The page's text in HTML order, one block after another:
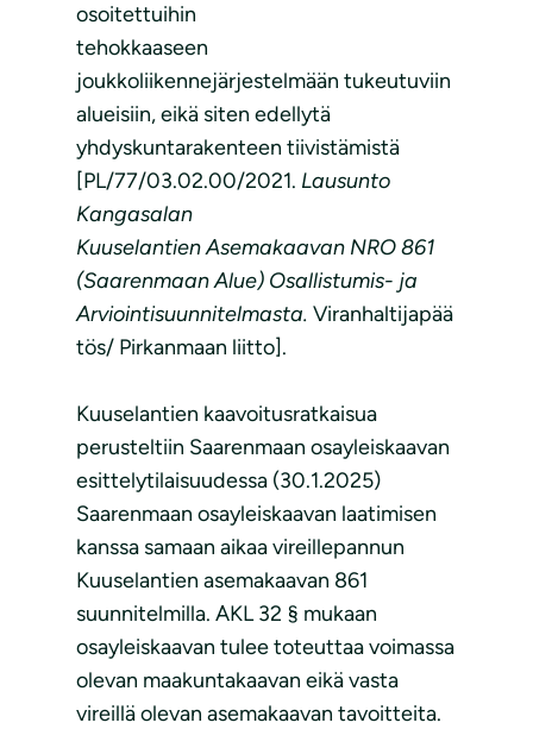
osoitettuihin
tehokkaaseen
joukkoliikennejärjestelmään tukeutuviin
alueisiin, eikä siten edellytä
yhdyskuntarakenteen tiivistämistä
[PL/77/03.02.00/2021. Lausunto
Kangasalan
Kuuselantien Asemakaavan NRO 861
(Saarenmaan Alue) Osallistumis- ja
Arviointisuunnitelmasta. Viranhaltijapää
tös/ Pirkanmaan liitto].
Kuuselantien kaavoitusratkaisua
perusteltiin Saarenmaan osayleiskaavan
esittelytilaisuudessa (30.1.2025)
Saarenmaan osayleiskaavan laatimisen
kanssa samaan aikaa vireillepannun
Kuuselantien asemakaavan 861
suunnitelmilla. AKL 32 § mukaan
osayleiskaavan tulee toteuttaa voimassa
olevan maakuntakaavan eikä vasta
vireillä olevan asemakaavan tavoitteita.